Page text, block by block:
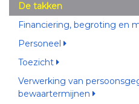
De takken
Financiering, begroting en
Personeel
Toezicht
Verwerking van
bewaartermijnen